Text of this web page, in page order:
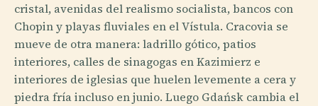
cristal, avenidas del realismo socialista, bancos con
Chopin y playas fluviales en el Vístula. Cracovia se
mueve de otra manera: ladrillo gótico, patios
interiores, calles de sinagogas en Kazimierz e
interiores de iglesias que huelen levemente a cera y
piedra fría incluso en junio. Luego Gdańsk cambia el